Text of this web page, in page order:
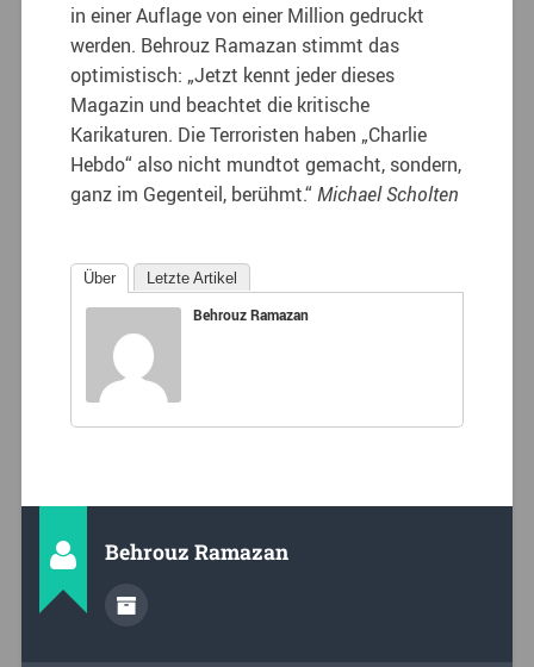
in einer Auflage von einer Million gedruckt
werden. Behrouz Ramazan stimmt das
optimistisch: „Jetzt kennt jeder dieses
Magazin und beachtet die kritische
Karikaturen. Die Terroristen haben „Charlie
Hebdo“ also nicht mundtot gemacht, sondern,
ganz im Gegenteil, berühmt.“Michael Scholten
Über Letzte Artikel
Behrouz Ramazan
Behrouz Ramazan